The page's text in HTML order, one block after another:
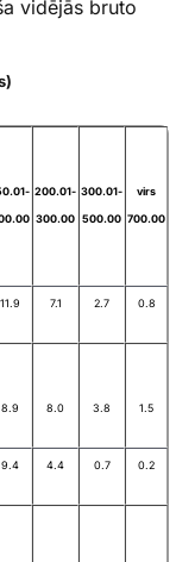
vidējās bruto
200.01-
300.00
300.01-
500.00
virs
700.00
11.9 7.1 2.7 0.8
8.9 8.0 3.8 1.5
9.4 4.4 0.7 0.2